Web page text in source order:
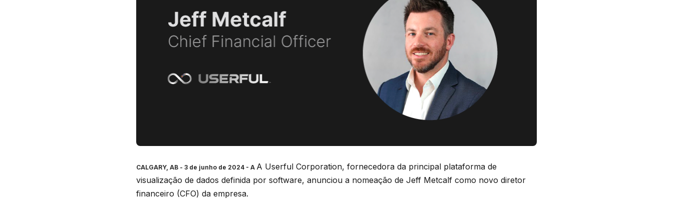
CALGARY, AB - 3 de junho de 2024 - A A Userful Corporation, fornecedora da principal plataforma de
visualização de dados definida por software, anunciou a nomeação de Jeff Metcalf como novo diretor
financeiro (CFO) da empresa.